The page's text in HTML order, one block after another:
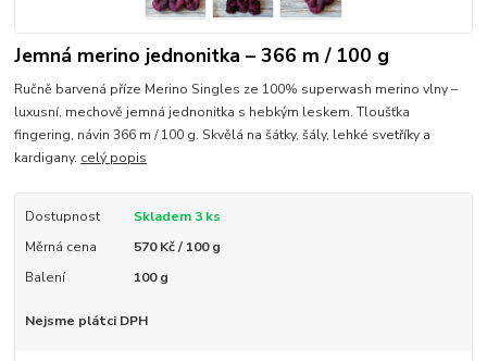
Jemná merino jednonitka – 366 m / 100 g
Ručně barvená příze Merino Singles ze 100% superwash merino vlny –
luxusní, mechově jemná jednonitka s hebkým leskem. Tloušťka
fingering, návin 366 m / 100 g. Skvělá na šátky, šály, lehké svetříky a
kardigany. celý popis
Dostupnost
Skladem 3 ks
Měrná cena
570 Kč / 100 g
Balení
100 g
Nejsme plátci DPH